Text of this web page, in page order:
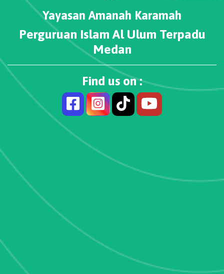
Yayasan Amanah Karamah
Perguruan Islam Al Ulum Terpadu
Medan
Find us on :